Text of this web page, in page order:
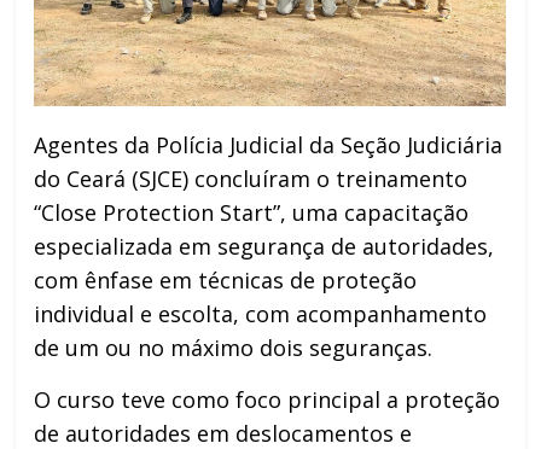
Agentes da Polícia Judicial da Seção Judiciária
do Ceará (SJCE) concluíram o treinamento
“Close Protection Start”, uma capacitação
especializada em segurança de autoridades,
com ênfase em técnicas de proteção
individual e escolta, com acompanhamento
de um ou no máximo dois seguranças.
O curso teve como foco principal a proteção
de autoridades em deslocamentos e